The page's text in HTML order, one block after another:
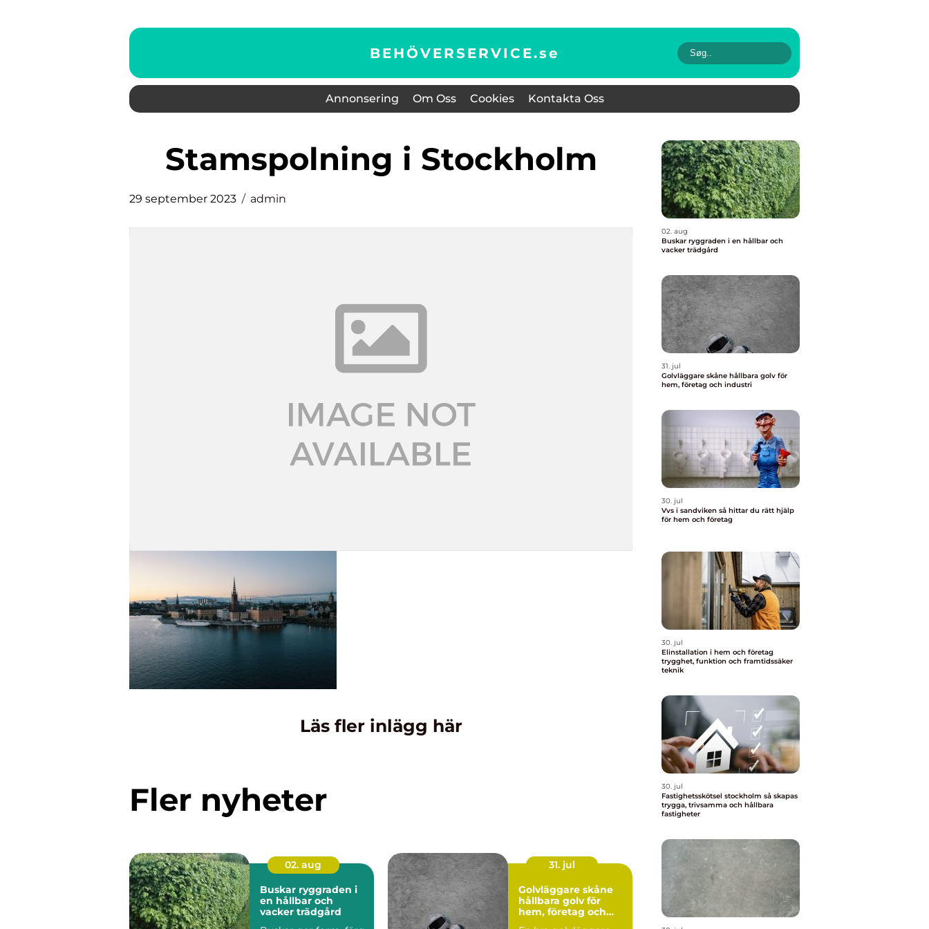
BEHÖVERSERVICE.se
Annonsering Om Oss Cookies Kontakta Oss
stamspolning i Stockholm
29 september 2023 admin
Läs fler inlägg här
Fler nyheter
02. aug
Buskar ryggraden i
en hållbar och
vacker trädgård
31. jul
Golvläggare skåne
hållbara golv för
hem, företag och
02. aug
Buskar ryggraden i en hållbar och
vacker trädgård
31. jul
Golvläggare skåne hållbara golv för
hem, företag och industri
30. jul
Vvs i sandviken så hittar du rätt hjälp
för hem och företag
30. jul
Elinstallation i hem och företag
trygghet, funktion och framtidssäker
teknik
30. jul
Fastighetsskötsel stockholm så skapas
trygga, trivsamma och hållbara
fastigheter